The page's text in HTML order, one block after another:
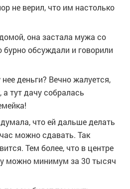
не верил, что им настолько
она застала мужа со
бурно обсуждали и говорили
деньги? Вечно жалуется,
а тут дачу собралась
что ей дальше делать
можно сдавать. Так
Тем более, что в центре
можно минимум за 30 тысяч